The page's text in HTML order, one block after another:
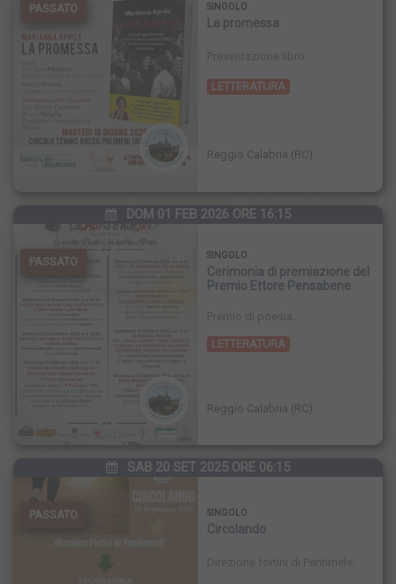
PASSATO SINGOLO
La promessa
LETTERATURA
Reggio Calabria (RC)
DOM 01 FEB 2026 ORE 16:15
PASSATO SINGOLO
Cerimonia di premiazione del
Premio Ettore Pensabene
LETTERATURA
Reggio Calabria (RC)
SAB 20 SET 2025 ORE 06:15
PASSATO SINGOLO
Circolando